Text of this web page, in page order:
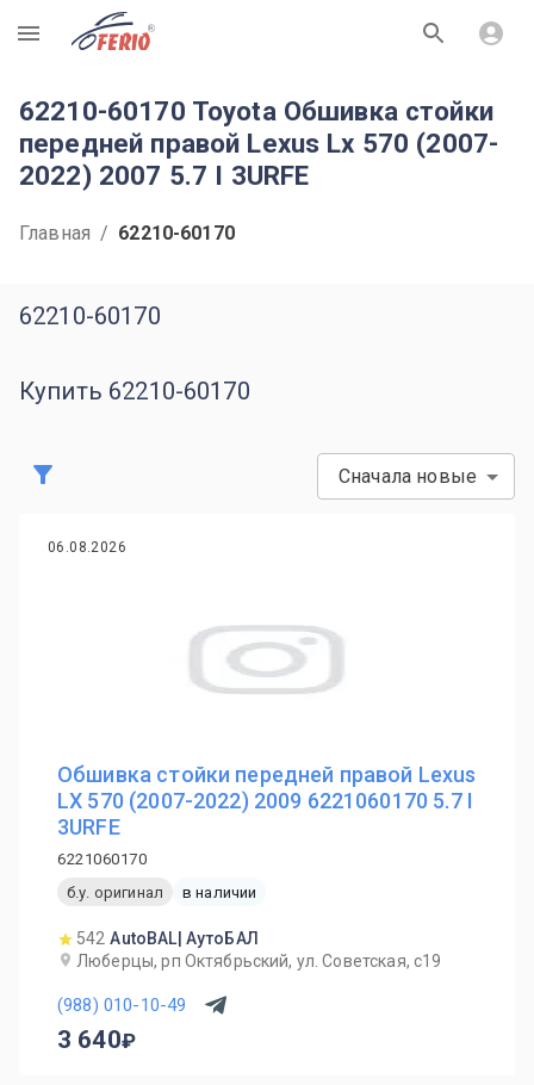
R
62210-60170 Toyota Обшивка стойки
передней правой Lexus Lx 570 (2007-
2022) 2007 5.7 I 3URFE
Главная / 62210-60170
62210-60170
Купить 62210-60170
Сначала новые
06.08.2026
Обшивка стойки передней правой Lexus
LX 570 (2007-2022) 2009 6221060170 5.7 I
3URFE
6221060170
б.у. оригинал
в наличии
542 AutoBAL| АутоБАЛ
Люберцы, рп Октябрьский, ул. Советская, с19
(988) 010-10-49
3 640